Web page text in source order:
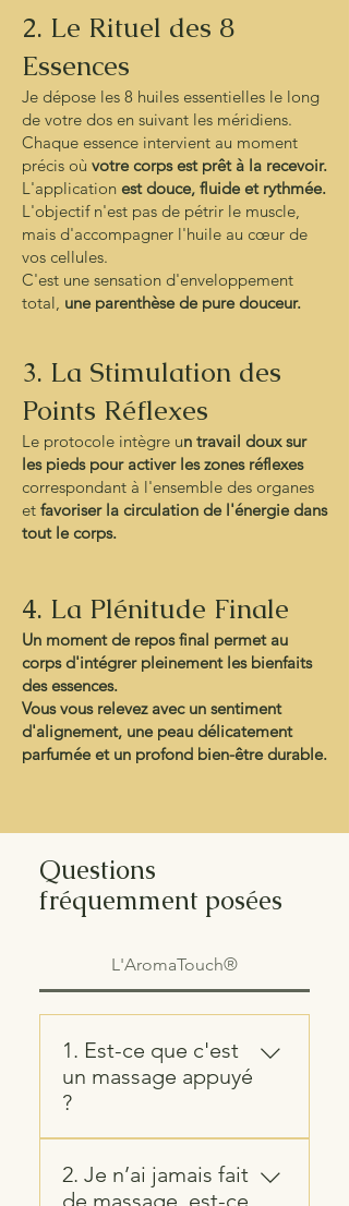
2. Le Rituel des 8
Essences
Je dépose les 8 huiles essentielles le long
de votre dos en suivant les méridiens.
Chaque essence intervient au moment
précis où votre corps est prêt à la recevoir.
L'application est douce, fluide et rythmée.
L'objectif n'est pas de pétrir le muscle,
mais d'accompagner l'huile au cœur de
vos cellules.
C'est une sensation d'enveloppement
total, une parenthèse de pure douceur.
3. La Stimulation des
Points Réflexes
Le protocole intègre un travail doux sur
les pieds pour activer les zones réflexes
correspondant à l'ensemble des organes
et favoriser la circulation de l'énergie dans
tout le corps.
4. La Plénitude Finale
Un moment de repos final permet au
corps d'intégrer pleinement les bienfaits
des essences.
Vous vous relevez avec un sentiment
d'alignement, une peau délicatement
parfumée et un profond bien-être durable.
Questions
fréquemment posées
L'AromaTouch®
1. Est-ce que c'est
un massage appuyé
?
et bienveillant. La puissance
2. Je n’ai jamais fait
de massage, est-ce